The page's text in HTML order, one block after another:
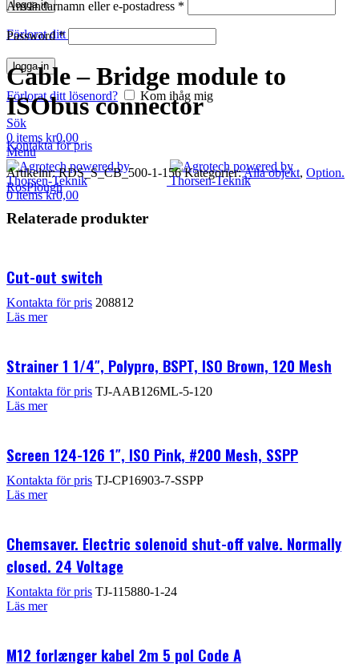
logga in
Förlorat ditt lösenord?
Användarnamn eller e-postadress *
Password*
logga in
Förlorat ditt lösenord?
Kom ihåg mig
Sök
0 items kr0,00
Menu
0items kr0,00
Klicka för att förstora
Cable – Bridge module to
ISObus connector
Kontakta för pris
Artikelnr:RDS_S_CB_500-1-156Kategorier:Alla objekt, Option.
RosPlough
Relaterade produkter
Cut-out switch
Kontakta för pris 208812
Läs mer
Strainer 1 1/4″, Polypro, BSPT, ISO Brown, 120 Mesh
Kontakta för pris TJ-AAB126ML-5-120
Läs mer
Screen 124-126 1″, ISO Pink, #200 Mesh, SSPP
Kontakta för pris TJ-CP16903-7-SSPP
Läs mer
Chemsaver. Electric solenoid shut-off valve. Normally
closed. 24 Voltage
Kontakta för pris TJ-115880-1-24
Läs mer
M12 forlænger kabel 2m 5 pol Code A